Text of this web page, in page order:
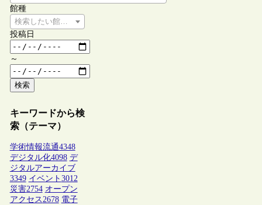
館種
検索したい館種を選択してください
投稿日
～
検索
キーワードから検
索（テーマ）
学術情報流通4348
デジタル化4098 デ
ジタルアーカイブ
3349 イベント 3012
災害2754 オープン
アクセス2678 電子